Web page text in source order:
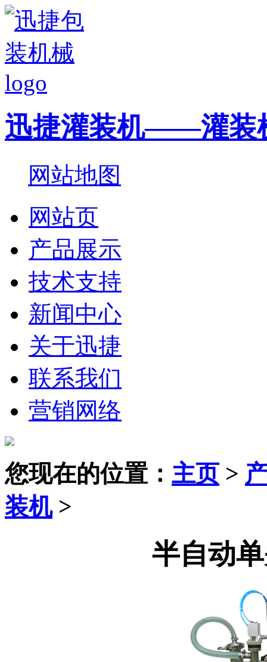
迅捷灌装机——灌装
网站地图
网站页
产品展示
技术支持
新闻中心
关于迅捷
联系我们
营销网络
您现在的位置： 主页>
装机>
半自动